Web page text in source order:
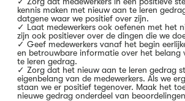
kennis maken met nieuw aan te leren
datgene waar we positief over zijn.
✓ Laat medewerkers ook oefenen met het
zijn ook positiever over de dingen die we
✓ Geef medewerkers vanaf het begin
en betrouwbare informatie over het belang
te leren gedrag.
✓ Zorg dat het nieuw aan te leren gedrag
eigenbelang van de medewerkers. Als we
staan we er positief tegenover. Maak het
nieuwe gedrag onderdeel van